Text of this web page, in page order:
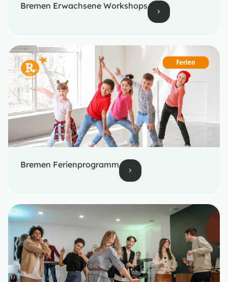
Bremen Erwachsene Workshops
Bremen Ferienprogramm